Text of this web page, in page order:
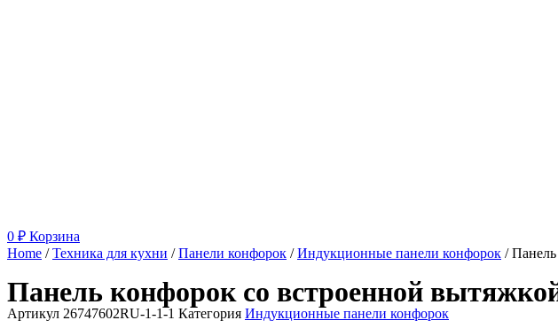
0 ₽ Корзина
Home /Техника для кухни /Панели конфорок /Индукционные панели конфорок /
Панель конфорок со встроенной
Артикул 26747602RU-1-1-1 Категория Индукционные панели конфорок